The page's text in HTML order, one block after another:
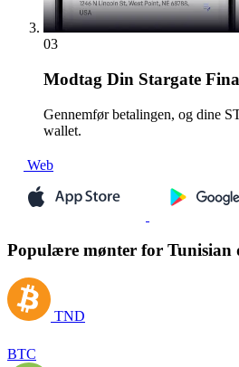
03
Modtag Din Stargate
Gennemfør betalingen, og dine
wallet.
Web
Populære mønter for Tunisian
TND
BTC